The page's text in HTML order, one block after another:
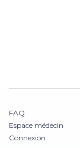
FAQ
Espace médecin
Connexion